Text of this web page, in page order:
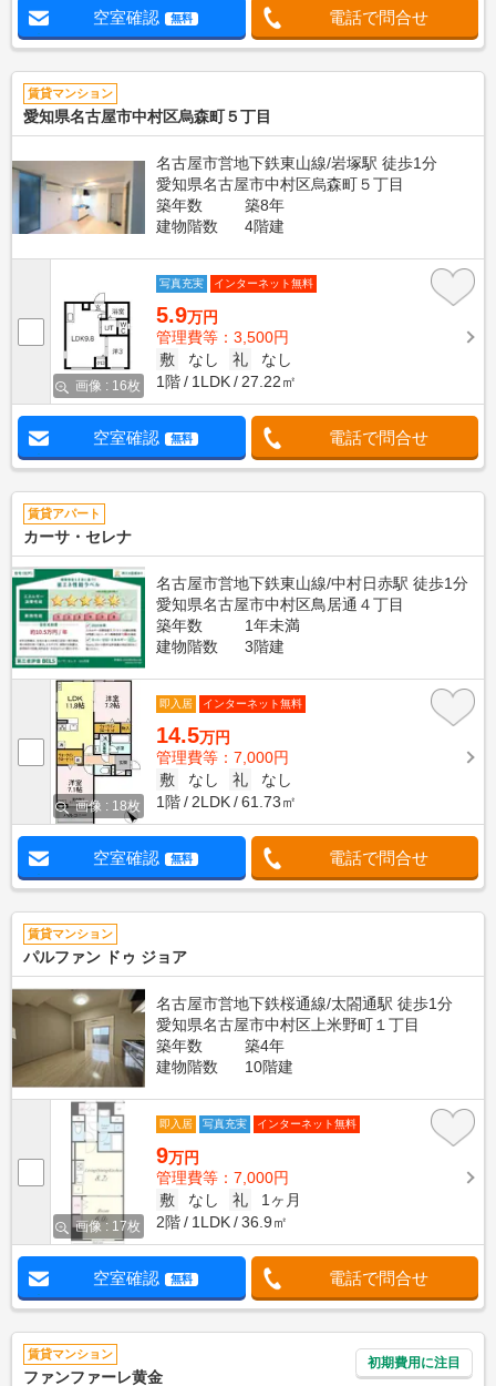
空室確認 無料 電話で問合せ
賃貸マンション
愛知県名古屋市中村区烏森町５丁目
名古屋市営地下鉄東山線/岩塚駅 徒歩1分
愛知県名古屋市中村区烏森町５丁目
築年数
築8年
建物階数
4階建
画像 : 16枚
写真充実 インターネット無料
5.9万円
管理費等：3,500円
敷
なし 礼
なし
1階
1LDK 27.22㎡
空室確認 無料 電話で問合せ
賃貸アパート
カーサ・セレナ
名古屋市営地下鉄東山線/中村日赤駅 徒歩1分
愛知県名古屋市中村区鳥居通４丁目
築年数
1年未満
建物階数
3階建
画像 : 18枚
即入居 インターネット無料
14.5万円
管理費等：7,000円
敷
なし 礼
なし
1階
2LDK 61.73㎡
空室確認 無料 電話で問合せ
賃貸マンション
パルファン ドゥ ジョア
名古屋市営地下鉄桜通線/太閤通駅 徒歩1分
愛知県名古屋市中村区上米野町１丁目
築年数
築4年
建物階数
10階建
画像 : 17枚
即入居 写真充実 インターネット無料
9万円
管理費等：7,000円
敷
なし 礼
1ヶ月
2階
1LDK 36.9㎡
空室確認 無料 電話で問合せ
賃貸マンション
ファンファーレ黄金
初期費用に注目